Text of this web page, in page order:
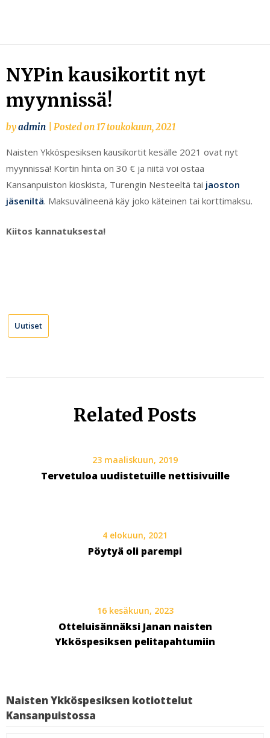
NYPin kausikortit nyt
myynnissä!
byadmin Posted on17 toukokuun, 2021
Naisten Ykköspesiksen kausikortit kesälle 2021 ovat nyt
myynnissä! Kortin hinta on 30 € ja niitä voi ostaa
Kansanpuiston kioskista, Turengin Nesteeltä tai jaoston
jäseniltä. Maksuvälineenä käy joko käteinen tai korttimaksu.
Kiitos kannatuksesta!
Uutiset
Related Posts
23 maaliskuun, 2019
Tervetuloa uudistetuille nettisivuille
4 elokuun, 2021
Pöytyä oli parempi
16 kesäkuun, 2023
Otteluisännäksi Janan naisten
Ykköspesiksen pelitapahtumiin
Naisten Ykköspesiksen kotiottelut
Kansanpuistossa